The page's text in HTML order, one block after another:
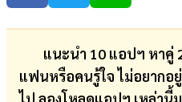
แนะนำ 10 แอปฯ หาคู่
แฟนหรือคนรู้ใจ ไม่อยากอ
ตรวจ
หวย
ผล